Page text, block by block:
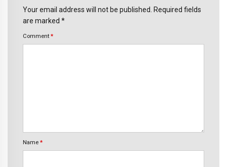
Your email address will not be published. Required fields
are marked *
Comment *
Name *